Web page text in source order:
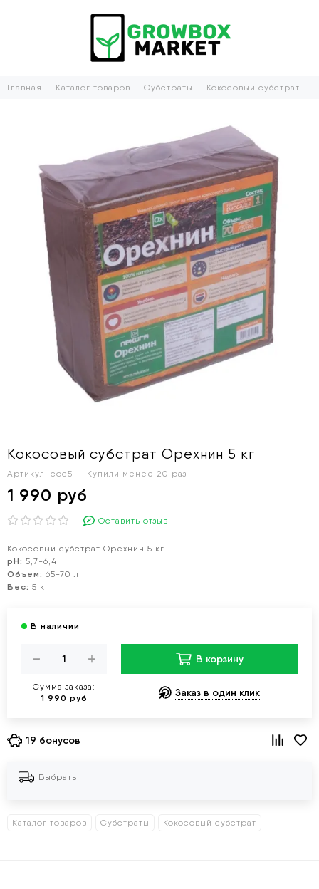
Главная Каталог товаров Субстраты Кокосовый субстрат
Кокосовый субстрат Орехнин 5 кг
Артикул: coc5 Купили менее 20 раз
1 990 руб
Оставить отзыв
Кокосовый субстрат Орехнин 5 кг
pH: 5,7-6,4
Объем: 65-70 л
Вес: 5 кг
Сумма заказа:
1 990 руб
В корзину
Заказ в один клик
19 бонусов
Выбрать
Каталог товаров Субстраты Кокосовый субстрат